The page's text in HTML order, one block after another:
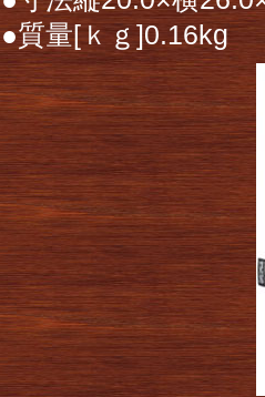
●質量[ｋｇ]0.16kg